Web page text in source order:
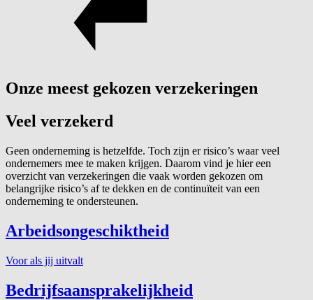
Onze meest gekozen verzekeringen
Veel verzekerd
Geen onderneming is hetzelfde. Toch zijn er risico’s waar veel
ondernemers mee te maken krijgen. Daarom vind je hier een
overzicht van verzekeringen die vaak worden gekozen om
belangrijke risico’s af te dekken en de continuïteit van een
onderneming te ondersteunen.
Arbeidsongeschiktheid
Voor als jij uitvalt
Bedrijfsaansprakelijkheid